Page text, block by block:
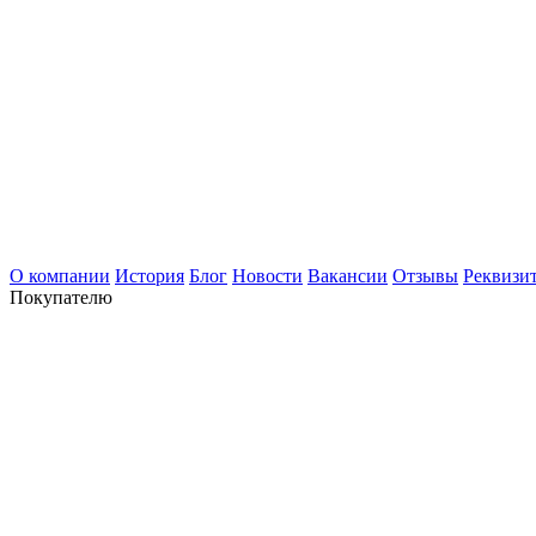
О компании История Блог Новости Вакансии Отзывы
Покупателю